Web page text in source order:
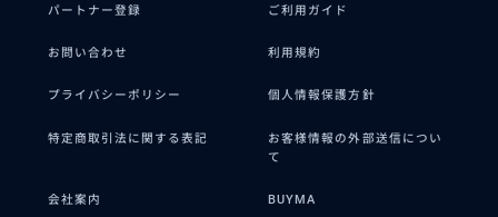
パートナー登録 ご利用ガイド
お問い合わせ 利用規約
プライバシーポリシー 個人情報保護方針
特定商取引法に関する表記
お客様情報の外部送信につい
て
会社案内 BUYMA